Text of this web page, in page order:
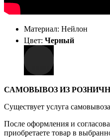
Материал: Нейлон
Цвет: Черный
САМОВЫВОЗ ИЗ
Существует услуга
После оформления и
приобретаете товар в